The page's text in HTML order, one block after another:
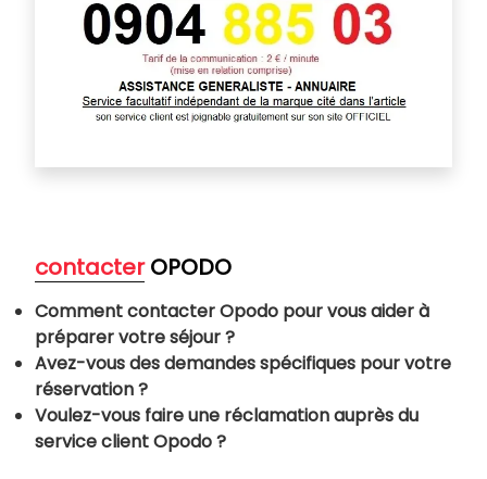
contacterOPODO
Comment contacter Opodo pour vous aider à
préparer votre séjour ?
Avez-vous des demandes spécifiques pour votre
réservation ?
Voulez-vous faire une réclamation auprès du
service client Opodo ?